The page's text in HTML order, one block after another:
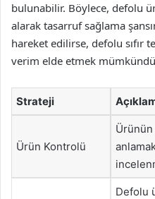
bulunabilir. Böylece, defolu
alarak tasarruf sağlama
hareket edilirse, defolu sıfır
verim elde etmek
Strateji
Ürün Kontrolü
Ürünün
Defolu